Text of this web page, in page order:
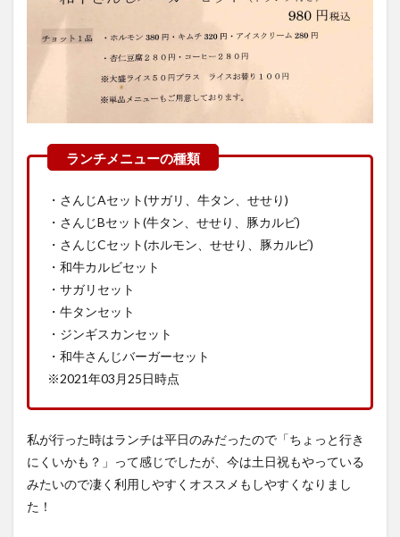
・さんじAセット(サガリ、牛タン、せせり)
・さんじBセット(牛タン、せせり、豚カルビ)
・さんじCセット(ホルモン、せせり、豚カルビ)
・和牛カルビセット
・サガリセット
・牛タンセット
・ジンギスカンセット
・和牛さんじバーガーセット
※2021年03月25日時点
私が行った時はランチは平日のみだったので「ちょっと行き
にくいかも？」って感じでしたが、今は土日祝もやっている
みたいので凄く利用しやすくオススメもしやすくなりまし
た！